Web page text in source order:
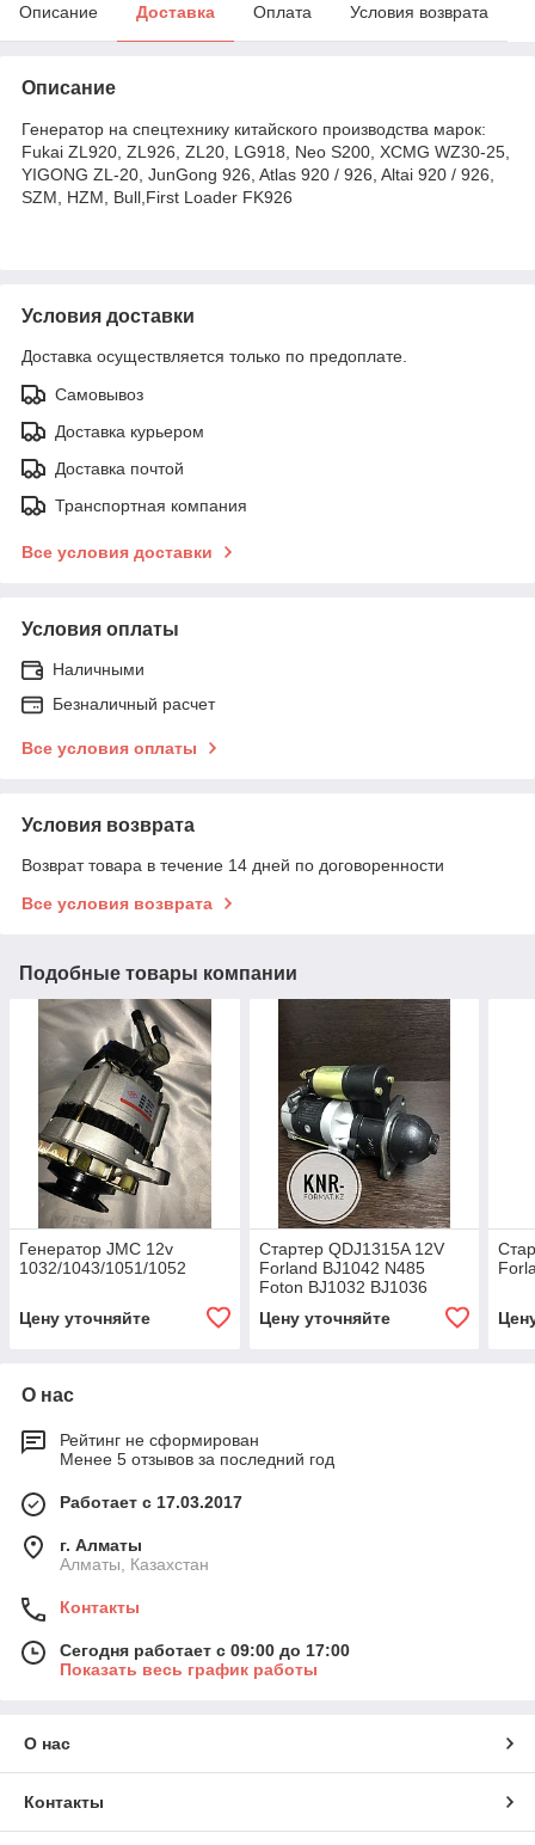
Описание Доставка Оплата Условия возврата
Описание
Генератор на спецтехнику китайского производства марок:
Fukai ZL920, ZL926, ZL20, LG918, Neo S200, XCMG WZ30-25,
YIGONG ZL-20, JunGong 926, Atlas 920 / 926, Altai 920 / 926,
SZM, HZM, Bull,First Loader FK926
Условия доставки
Доставка осуществляется только по предоплате.
Самовывоз
Доставка курьером
Доставка почтой
Транспортная компания
Все условия доставки
Условия оплаты
Наличными
Безналичный расчет
Все условия оплаты
Условия возврата
Возврат товара в течение 14 дней по договоренности
Все условия возврата
Подобные товары компании
Генератор JMC 12v
1032/1043/1051/1052
Цену уточняйте
Стартер QDJ1315A 12V
Forland BJ1042 N485
Foton BJ1032 BJ1036
Цену уточняйте
О нас
Рейтинг не сформирован
Менее 5 отзывов за последний год
Работает с 17.03.2017
г. Алматы
Алматы, Казахстан
Контакты
Сегодня работает с 09:00 до 17:00
Показать весь график работы
О нас
Контакты